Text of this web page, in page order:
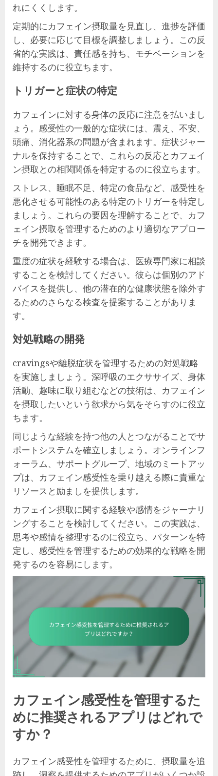
れにくくします。
定期的にカフェイン摂取量を見直し、進捗を評価
し、必要に応じて目標を調整しましょう。この反
省的な実践は、責任感を持ち、モチベーションを
維持するのに役立ちます。
トリガーと症状の特定
カフェインに対する身体の反応に注意を払いまし
ょう。感受性の一般的な症状には、震え、不安、
頭痛、消化器系の問題が含まれます。症状ジャー
ナルを保持することで、これらの反応とカフェイ
ン摂取との相関関係を特定するのに役立ちます。
ストレス、睡眠不足、特定の食品など、感受性を
悪化させる可能性のある特定のトリガーを特定し
ましょう。これらの要因を理解することで、カフ
ェイン摂取を管理するためのより適切なアプロー
チを開発できます。
重度の症状を経験する場合は、医療専門家に相談
することを検討してください。彼らは個別のアド
バイスを提供し、他の潜在的な健康状態を除外す
るためのさらなる検査を提案することがありま
す。
対処戦略の開発
cravingsや離脱症状を管理するための対処戦略
を実施しましょう。深呼吸のエクササイズ、身体
活動、趣味に取り組むなどの技術は、カフェイン
を摂取したいという欲求から気をそらすのに役立
ちます。
同じような経験を持つ他の人とつながることでサ
ポートシステムを確立しましょう。オンラインフ
ォーラム、サポートグループ、地域のミートアッ
プは、カフェイン感受性を乗り越える際に貴重な
リソースと励ましを提供します。
カフェイン摂取に関する経験や感情をジャーナリ
ングすることを検討してください。この実践は、
思考や感情を整理するのに役立ち、パターンを特
定し、感受性を管理するための効果的な戦略を開
発するのを容易にします。
カフェイン感受性を管理するた
めに推奨されるアプリはどれで
すか？
カフェイン感受性を管理するために、摂取量を追